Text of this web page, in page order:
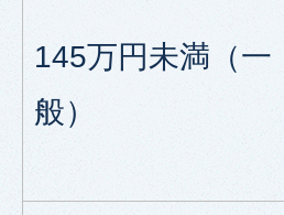
145万円未満（一
般）